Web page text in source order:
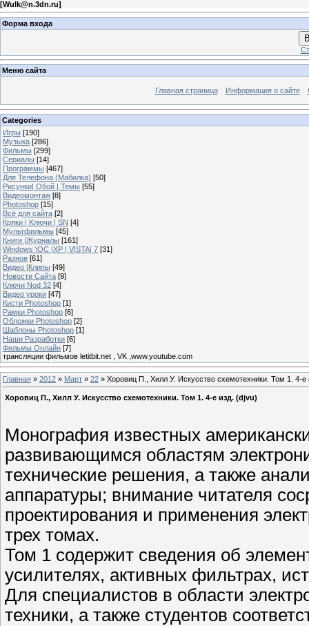
[Wulk@n.3dn.ru]
Форма входа
Меню сайта
Главная страница Информация о сайте
Categories
Игры [190]
Музыка [286]
Фильмы [299]
Сериалы [14]
Программы [467]
Для Телефона (Мабилка) [50]
Рисунки| Обой | Темы [55]
Видеомонтаж [8]
Photoshop [15]
Всё для сайта [2]
Кряки | Kлючи | SN [4]
Мультфильмы [45]
Книги |Журналы [161]
Windows \OC |XP | VISTA| 7 [31]
Разное [61]
Видео |Клипы [49]
Новости Сайта [9]
Ключи Nod 32 [4]
Видео уроки [47]
Кисти Photoshop [1]
Рамки Photoshop [6]
Обложки Photoshop [2]
Шаблоны Photoshop [1]
Наши Разработки [6]
Фильмы Онлайн [7]
трансляции фильмов letitbit.net , VK ,www.youtube.com
Главная » 2012 » Март » 22 » Хоровиц П., Хилл У. Искусство схемотехники. Том 1. 4-е
Хоровиц П., Хилл У. Искусство схемотехники. Том 1. 4-е изд. (djvu)
Монография известных
развивающимся областям
технические решения, а также
аппаратуры; внимание читателя
проектирования и применения
трех томах.
Том 1 содержит сведения об
усилителях, активных фильтрах,
Для специалистов в области
техники, а также студентов